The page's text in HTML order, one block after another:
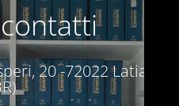
20 -72022 Latiano